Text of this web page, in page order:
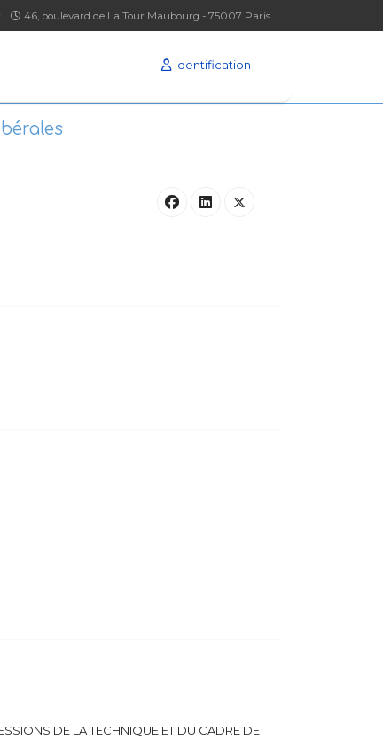
46, boulevard de La Tour Maubourg - 75007 Paris
Identification
DE LA TECHNIQUE ET DU CADRE DE